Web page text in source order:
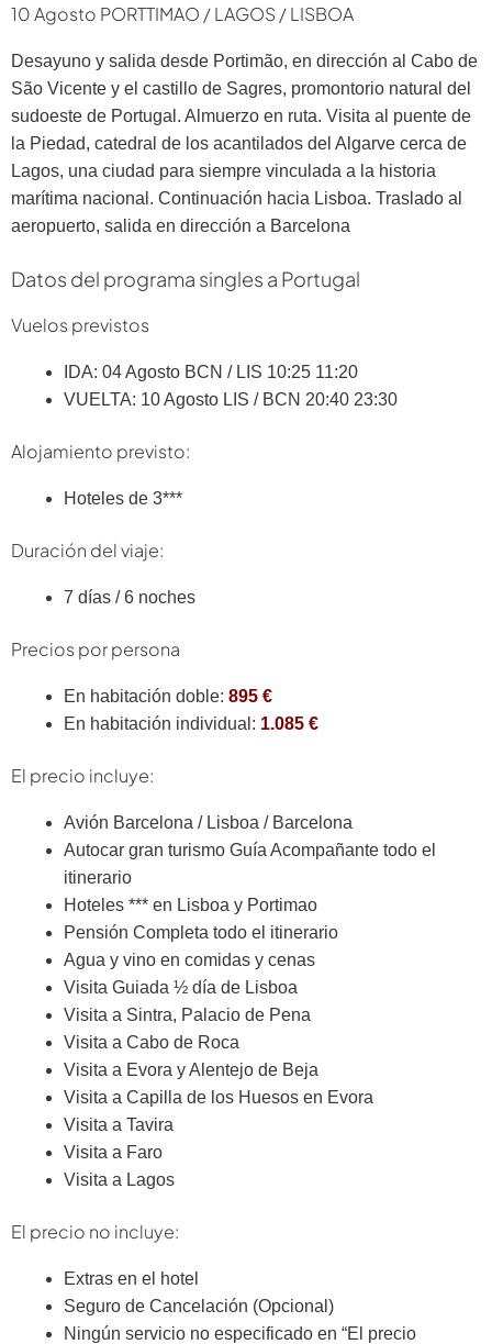
10 Agosto PORTTIMAO / LAGOS / LISBOA
Desayuno y salida desde Portimão, en dirección al Cabo de
São Vicente y el castillo de Sagres, promontorio natural del
sudoeste de Portugal. Almuerzo en ruta. Visita al puente de
la Piedad, catedral de los acantilados del Algarve cerca de
Lagos, una ciudad para siempre vinculada a la historia
marítima nacional. Continuación hacia Lisboa. Traslado al
aeropuerto, salida en dirección a Barcelona
Datos del programa singles a Portugal
Vuelos previstos
IDA: 04 Agosto BCN / LIS 10:25 11:20
VUELTA: 10 Agosto LIS / BCN 20:40 23:30
Alojamiento previsto:
Hoteles de 3***
Duración del viaje:
7 días / 6 noches
Precios por persona
En habitación doble: 895 €
En habitación individual: 1.085 €
El precio incluye:
Avión Barcelona / Lisboa / Barcelona
Autocar gran turismo Guía Acompañante todo el
itinerario
Hoteles *** en Lisboa y Portimao
Pensión Completa todo el itinerario
Agua y vino en comidas y cenas
Visita Guiada ½ día de Lisboa
Visita a Sintra, Palacio de Pena
Visita a Cabo de Roca
Visita a Evora y Alentejo de Beja
Visita a Capilla de los Huesos en Evora
Visita a Tavira
Visita a Faro
Visita a Lagos
El precio no incluye:
Extras en el hotel
Seguro de Cancelación (Opcional)
Ningún servicio no especificado en “El precio